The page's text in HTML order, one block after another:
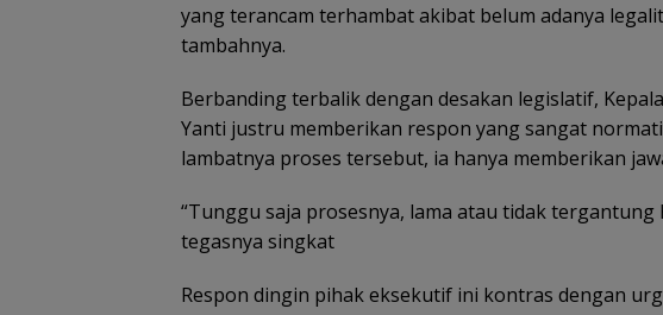
yang terancam terhambat akibat belum adanya
tambahnya.
Berbanding terbalik dengan desakan legislatif,
Yanti justru memberikan respon yang sangat
lambatnya proses tersebut, ia hanya memberikan
“Tunggu saja prosesnya, lama atau tidak tergantung
tegasnya singkat
Respon dingin pihak eksekutif ini kontras dengan